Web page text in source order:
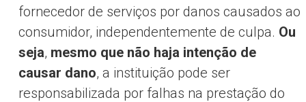
fornecedor de serviços por danos causados ao
consumidor, independentemente de culpa. Ou
seja, mesmo que não haja intenção de
causar dano, a instituição pode ser
responsabilizada por falhas na prestação do